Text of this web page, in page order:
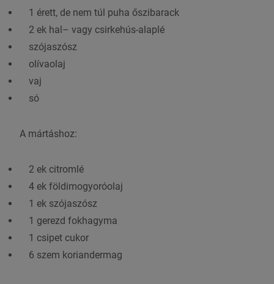
1 érett, de nem túl puha őszibarack
2 ek hal– vagy csirkehús-alaplé
szójaszósz
olívaolaj
vaj
só
A mártáshoz:
2 ek citromlé
4 ek földimogyoróolaj
1 ek szójaszósz
1 gerezd fokhagyma
1 csipet cukor
6 szem koriandermag